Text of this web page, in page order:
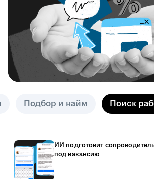
Подбор и найм Поиск
ИИ подготовит
под вакансию